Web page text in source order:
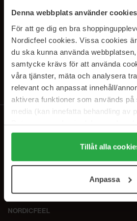
Denna webbplats använder cookies
För att ge dig en bra
Nordicfeel cookies. Vissa cookies
du ska kunna använda
samtycke krävs för att använda
våra tjänster, mäta och analysera
relevant och anpassat innehåll/
aktivera funktioner som används på
media (kan innefatta behandling av
Genom att trycka på "Tillåt alla
alla cookies, medan du under
användningen av cookies. Du kan
samt vår Integritetspolicy.
Tillåt alla
Anpassa
SUBSCRIBE TO OUR
NEWSLETTER
E-postadresse
Ved å abonnere godtar du vår
NORDICFEEL